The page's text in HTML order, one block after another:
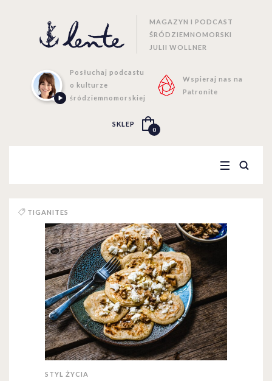
MAGAZYN I PODCAST
ŚRÓDZIEMNOMORSKI
JULII WOLLNER
Posłuchaj podcastu
o kulturze
śródziemnomorskiej
Wspieraj nas na
Patronite
SKLEP
0
TIGANITES
STYL ŻYCIA